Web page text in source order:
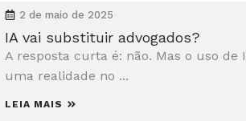
2 de maio de 2025
IA vai substituir advogados?
A resposta curta é: não. Mas o uso de
uma realidade no ...
LEIA MAIS